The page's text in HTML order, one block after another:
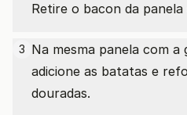
Retire o bacon da panela
3 Na mesma panela com
adicione as batatas e
douradas.